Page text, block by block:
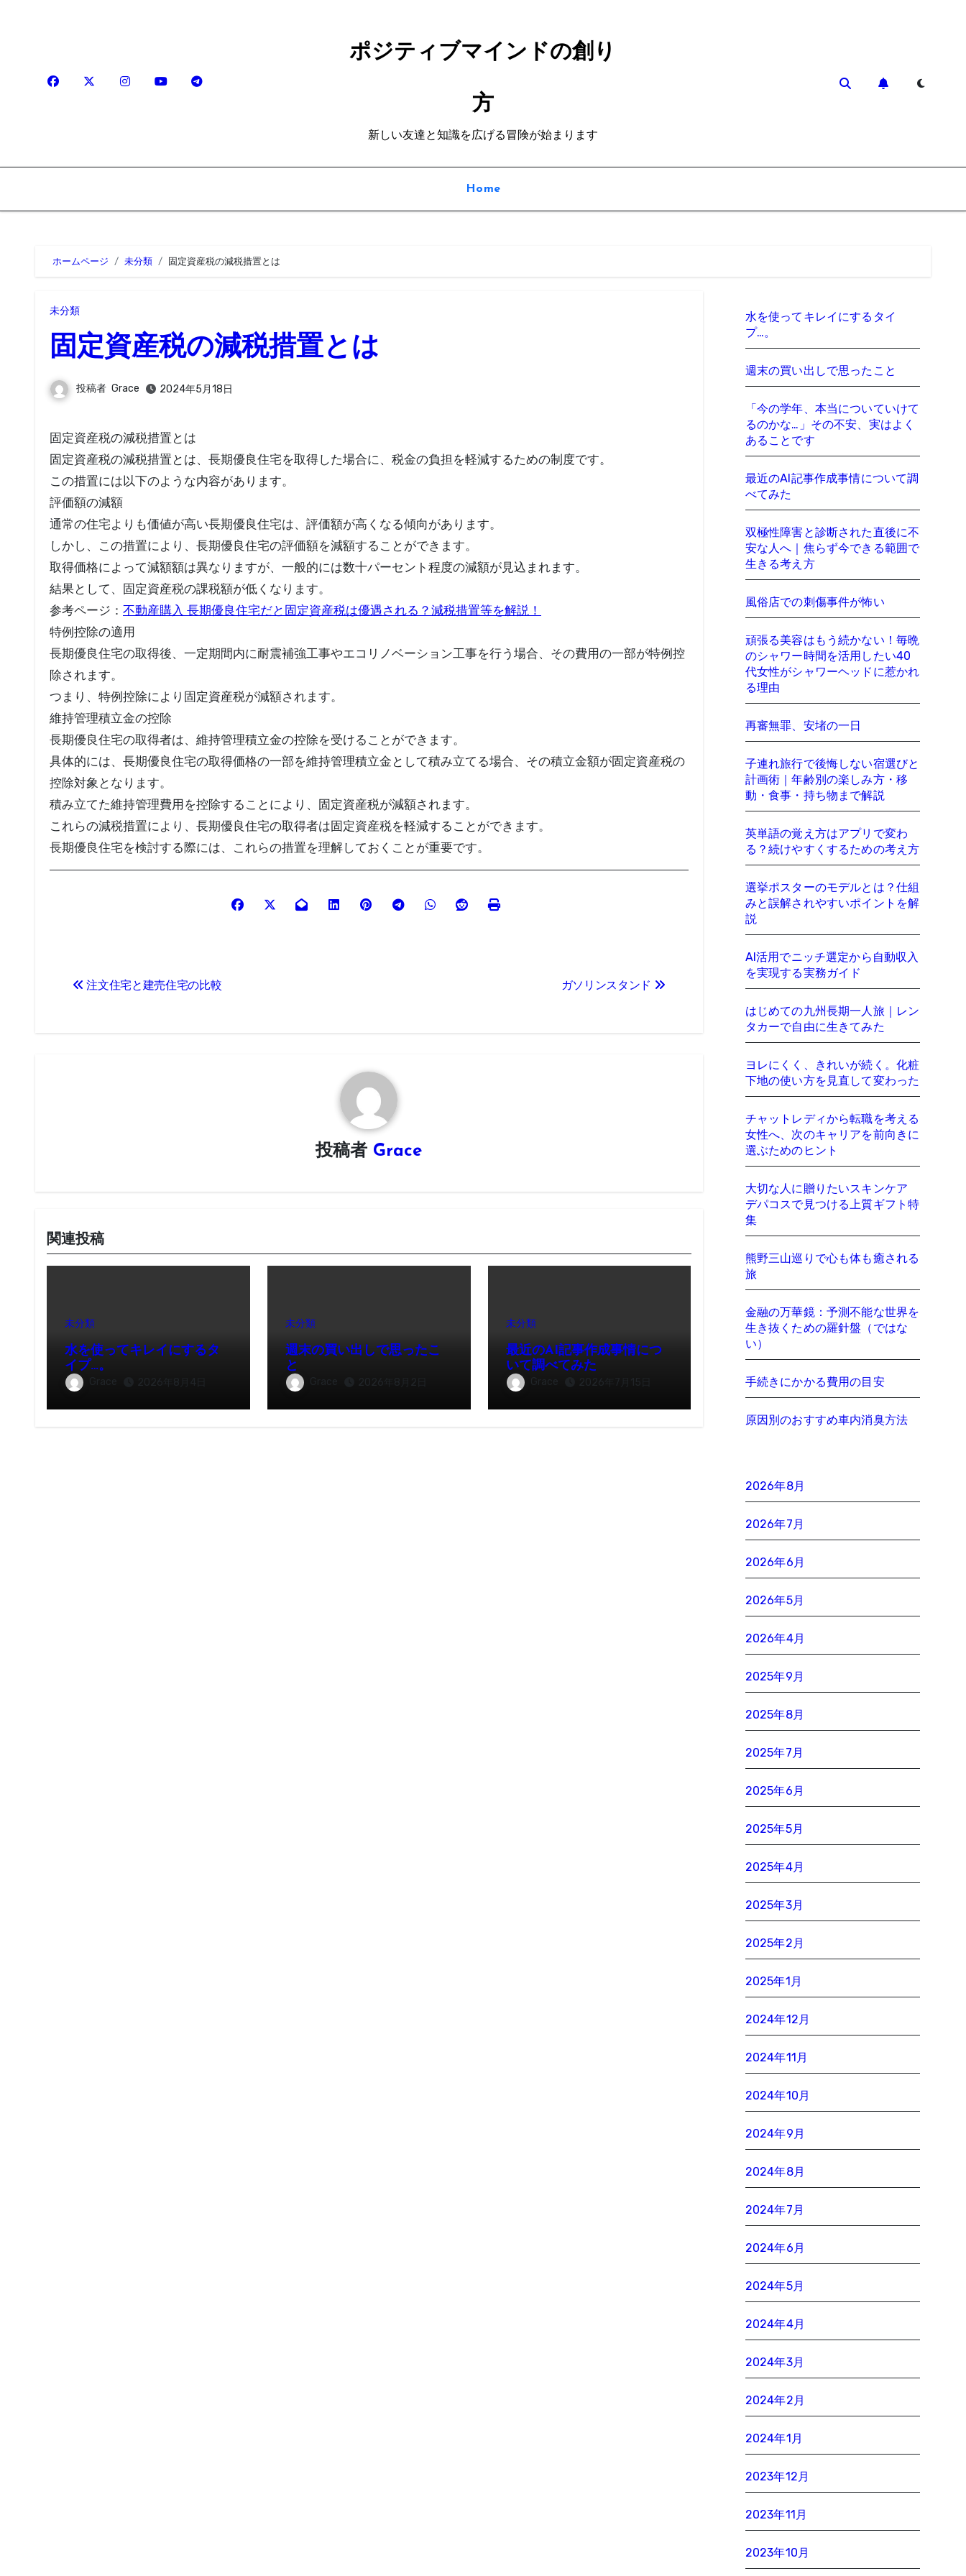
ポジティブマインドの創り
方
新しい友達と知識を広げる冒険が始まります
Home
ホームページ 未分類 固定資産税の減税措置とは
未分類
固定資産税の減税措置とは
投稿者 Grace 2024年5月18日
固定資産税の減税措置とは
固定資産税の減税措置とは、長期優良住宅を取得した場合に、税金の負担を軽減するための制度です。
この措置には以下のような内容があります。
評価額の減額
通常の住宅よりも価値が高い長期優良住宅は、評価額が高くなる傾向があります。
しかし、この措置により、長期優良住宅の評価額を減額することができます。
取得価格によって減額額は異なりますが、一般的には数十パーセント程度の減額が見込まれます。
結果として、固定資産税の課税額が低くなります。
参考ページ： 不動産購入 長期優良住宅だと固定資産税は優遇される？減税措置等を解説！
特例控除の適用
長期優良住宅の取得後、一定期間内に耐震補強工事やエコリノベーション工事を行う場合、その費用の一部が特例控
除されます。
つまり、特例控除により固定資産税が減額されます。
維持管理積立金の控除
長期優良住宅の取得者は、維持管理積立金の控除を受けることができます。
具体的には、長期優良住宅の取得価格の一部を維持管理積立金として積み立てる場合、その積立金額が固定資産税の
控除対象となります。
積み立てた維持管理費用を控除することにより、固定資産税が減額されます。
これらの減税措置により、長期優良住宅の取得者は固定資産税を軽減することができます。
長期優良住宅を検討する際には、これらの措置を理解しておくことが重要です。
注文住宅と建売住宅の比較 ガソリンスタンド
投稿者 Grace
関連投稿
未分類
水を使ってキレイにするタ
イプ…。
Grace 2026年8月4日
未分類
週末の買い出しで思ったこ
と
Grace 2026年8月2日
未分類
最近のAI記事作成事情につ
いて調べてみた
Grace 2026年7月15日
水を使ってキレイにするタイ
プ…。
週末の買い出しで思ったこと
「今の学年、本当についていけて
るのかな…」その不安、実はよく
あることです
最近のAI記事作成事情について調
べてみた
双極性障害と診断された直後に不
安な人へ｜焦らず今できる範囲で
生きる考え方
風俗店での刺傷事件が怖い
頑張る美容はもう続かない！毎晩
のシャワー時間を活用したい40
代女性がシャワーヘッドに惹かれ
る理由
再審無罪、安堵の一日
子連れ旅行で後悔しない宿選びと
計画術｜年齢別の楽しみ方・移
動・食事・持ち物まで解説
英単語の覚え方はアプリで変わ
る？続けやすくするための考え方
選挙ポスターのモデルとは？仕組
みと誤解されやすいポイントを解
説
AI活用でニッチ選定から自動収入
を実現する実務ガイド
はじめての九州長期一人旅｜レン
タカーで自由に生きてみた
ヨレにくく、きれいが続く。化粧
下地の使い方を見直して変わった
チャットレディから転職を考える
女性へ、次のキャリアを前向きに
選ぶためのヒント
大切な人に贈りたいスキンケア
デパコスで見つける上質ギフト特
集
熊野三山巡りで心も体も癒される
旅
金融の万華鏡：予測不能な世界を
生き抜くための羅針盤（ではな
い）
手続きにかかる費用の目安
原因別のおすすめ車内消臭方法
2026年8月
2026年7月
2026年6月
2026年5月
2026年4月
2025年9月
2025年8月
2025年7月
2025年6月
2025年5月
2025年4月
2025年3月
2025年2月
2025年1月
2024年12月
2024年11月
2024年10月
2024年9月
2024年8月
2024年7月
2024年6月
2024年5月
2024年4月
2024年3月
2024年2月
2024年1月
2023年12月
2023年11月
2023年10月